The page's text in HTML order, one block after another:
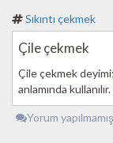
Sıkıntı çekmek
Çile çekmek
Çile çekmek
anlamında kullanılır.
Yorum yapılmamış